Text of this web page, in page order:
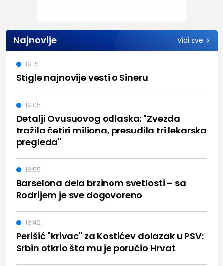
Najnovije Vidi sve
Stigle najnovije vesti o Sineru
19:15
Detalji Ovusuovog odlaska: "Zvezda
tražila četiri miliona, presudila tri lekarska
pregleda"
19:05
Barselona dela brzinom svetlosti – sa
Rodrijem je sve dogovoreno
18:55
Perišić "krivac" za Kostićev dolazak u PSV:
Srbin otkrio šta mu je poručio Hrvat
18:42